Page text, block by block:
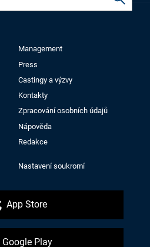
Management
Press
Castingy a výzvy
Kontakty
Zpracování osobních údajů
Nápověda
Redakce
Nastavení soukromí
App Store
Google Play